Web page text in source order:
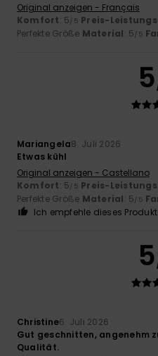
Original anzeigen - Français
Komfort: 5/5 Preis-
Perfekte Größe Material: 5/5
5
Mariangela8. Juli 2026
Etwas kühl
Original anzeigen - Castellano
Komfort: 5/5 Preis-
Perfekte Größe Material: 5/5
Ich empfehle dieses Produkt
5
Christine6. Juli 2026
Gut geschnitten, angenehm
Qualität.